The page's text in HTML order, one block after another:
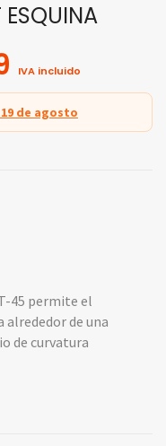
Current
price
is:
$219.99.
IVA incluido
de agosto
45 permite el
de una
de curvatura